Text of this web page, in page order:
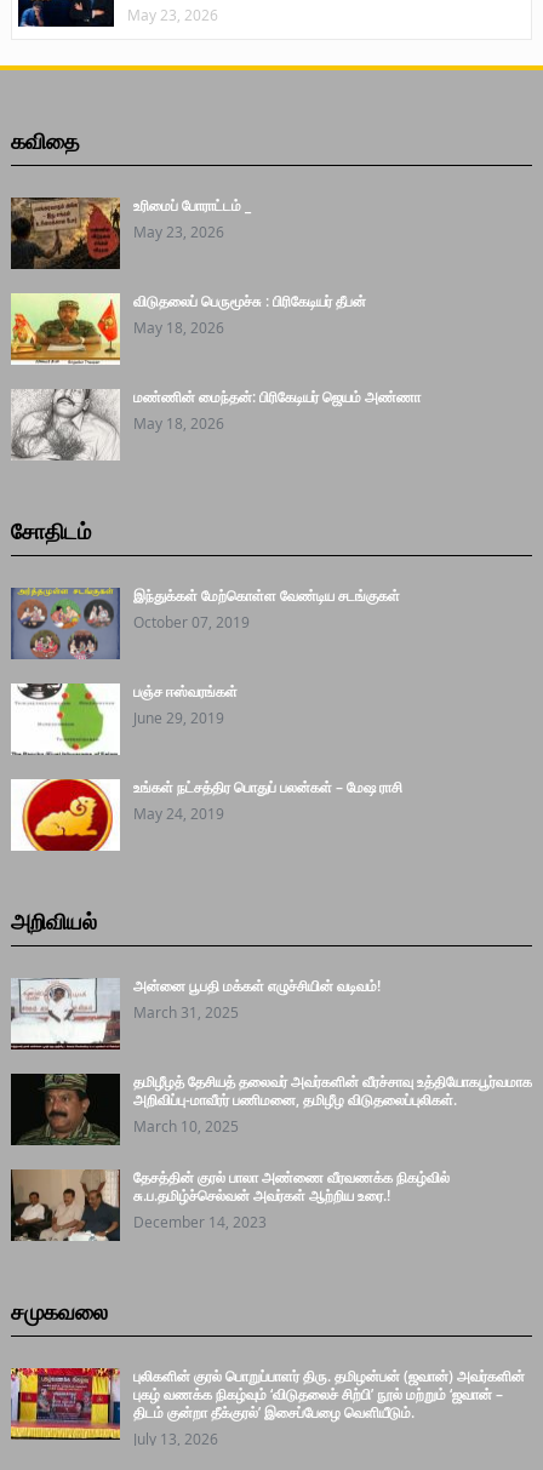
May 23, 2026
கவிதை
உரிமைப் போராட்டம் _
May 23, 2026
விடுதலைப் பெருமூச்சு : பிரிகேடியர் தீபன்
May 18, 2026
மண்ணின் மைந்தன்: பிரிகேடியர் ஜெயம் அண்ணா
May 18, 2026
சோதிடம்
இந்துக்கள் மேற்கொள்ள வேண்டிய சடங்குகள்
October 07, 2019
பஞ்ச ஈஸ்வரங்கள்
June 29, 2019
உங்கள் நட்சத்திர பொதுப் பலன்கள் – மேஷ ராசி
May 24, 2019
அறிவியல்
அன்னை பூபதி மக்கள் எழுச்சியின் வடிவம்!
March 31, 2025
தமிழீழத் தேசியத் தலைவர் அவர்களின் வீரச்சாவு உத்தியோகபூர்வமாக
அறிவிப்பு-மாவீரர் பணிமனை, தமிழீழ விடுதலைப்புலிகள்.
March 10, 2025
தேசத்தின் குரல் பாலா அண்ணை வீரவணக்க நிகழ்வில்
சு.ப.தமிழ்ச்செல்வன் அவர்கள் ஆற்றிய உரை.!
December 14, 2023
சமுகவலை
புலிகளின் குரல் பொறுப்பாளர் திரு. தமிழன்பன் (ஜவான்) அவர்களின்
புகழ் வணக்க நிகழ்வும் ‘விடுதலைச் சிற்பி’ நூல் மற்றும் ‘ஜவான் –
திடம் குன்றா தீக்குரல்’ இசைப்பேழை வெளியீடும்.
July 13, 2026